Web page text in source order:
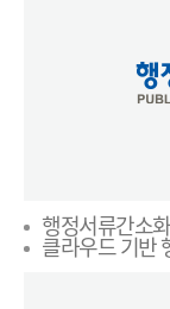
행정서류간소
클라우드 기반